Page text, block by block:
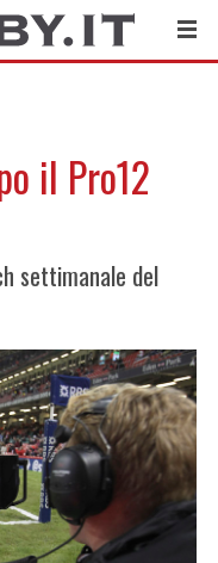
il Pro12
settimanale del